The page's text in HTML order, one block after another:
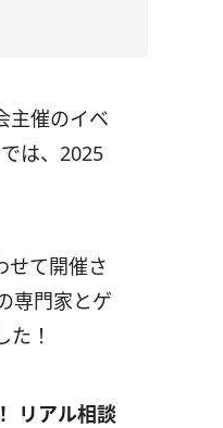
主催のイベ
は、2025
せて開催さ
専門家とゲ
！
リアル相談